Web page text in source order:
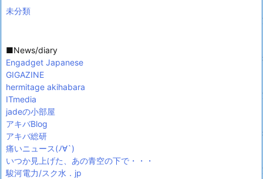
未分類
■News/diary
Engadget Japanese
GIGAZINE
hermitage akihabara
ITmedia
jadeの小部屋
アキバBlog
アキバ総研
痛いニュース(ﾉ∀`)
いつか見上げた、あの青空の下で・・・
駿河電力/スク水．jp